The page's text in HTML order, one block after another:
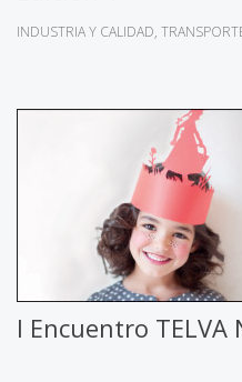
INDUSTRIA Y CALIDAD
I Encuentro TELVA